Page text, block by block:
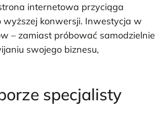
internetowa przyciąga
konwersji. Inwestycja w
– zamiast próbować samodzielnie
swojego biznesu,
specjalisty